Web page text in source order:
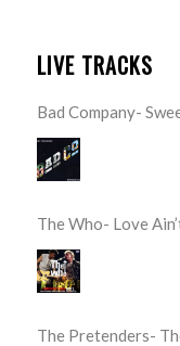
LIVE TRACKS
Bad Company-
The Who- Love
The Pretenders-